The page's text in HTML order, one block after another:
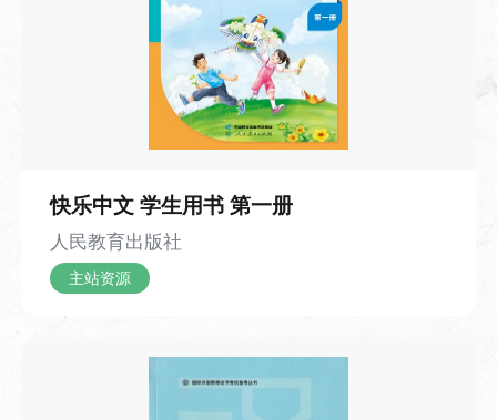
手绘中国系列-雄伟的八达岭长城
人称日记口吻，记录一家人游览北京八达
岭长城的难忘经历，用童真的视角串联起
长城的雄伟景致与千年故事，带领观众沉
浸式感受这座世界文化遗产的独特魅力。
八达岭长城。抵达山脚下时，小男孩亲眼
见到了课本中描述的长城——它顺着连绵
主站资源
快乐中文 学生用书 第一册
人民教育出版社
主站资源